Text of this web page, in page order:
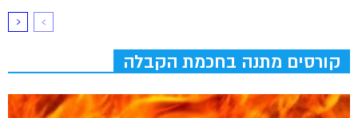
קורסים מתנה בחכמת הקבלה